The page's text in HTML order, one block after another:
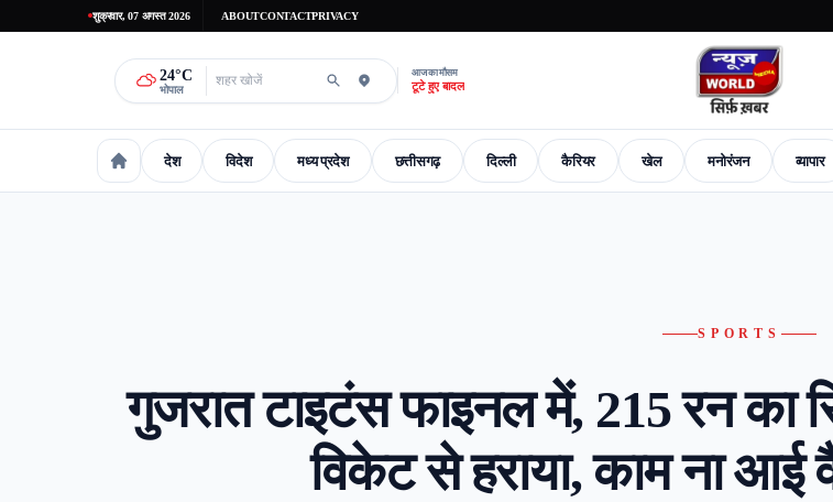
शुक्रवार, 07 अगस्त 2026 ABOUTCONTACTPRIVACY
24°C
भोपाल
आज का मौसम
टूटे हुए बादल
देश विदेश मध्य प्रदेश छत्तीसगढ़ दिल्ली कैरियर खेल मनोरंजन व्यापार
nationalInternational madhaya-pradesh ChhattisgarhDelhi-News Career SportsEntertainment BusinessHealth
SPORTS
गुजरात टाइटंस फाइनल में, 215 रन का
विकेट से हराया, काम ना आई